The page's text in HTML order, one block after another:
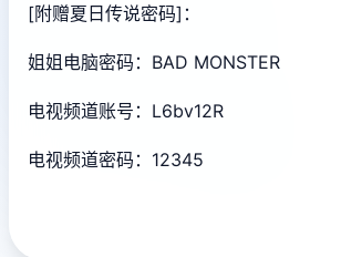
[附赠夏日传说密码]：
姐姐电脑密码：BAD MONSTER
电视频道账号：L6bv12R
电视频道密码：12345